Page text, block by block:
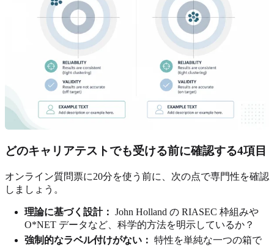
どのキャリアテストでも受ける前に確認する4項目
オンライン質問票に20分を使う前に、次の点で専門性を確認
しましょう。
理論に基づく設計： John Holland の RIASEC 枠組みや
O*NET データなど、科学的方法を明示しているか？
強制的なラベル付けがない： 特性を単純な一つの箱で